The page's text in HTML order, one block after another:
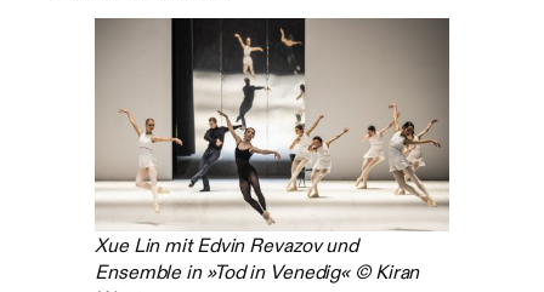
Xue Lin mit Edvin Revazov und
Ensemble in »Tod in Venedig« © Kiran